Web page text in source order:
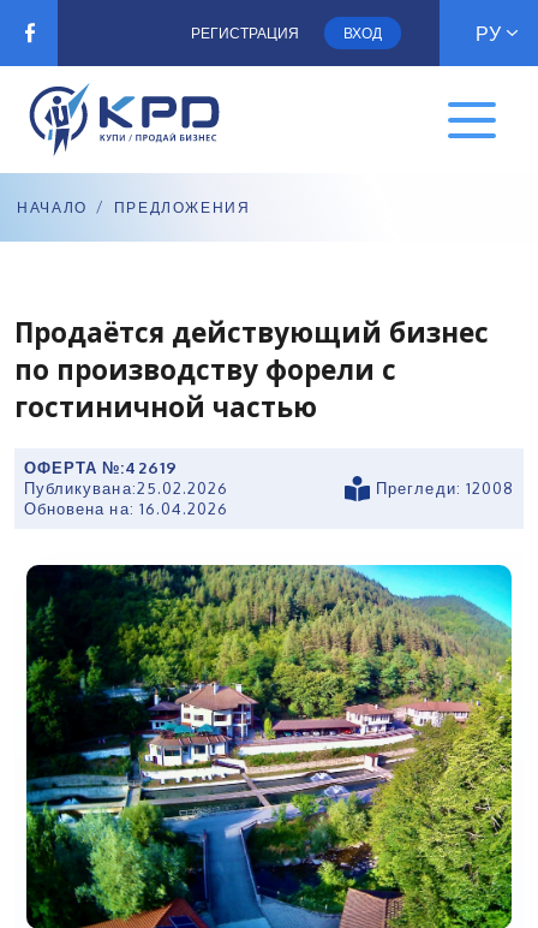
РЕГИСТРАЦИЯ ВХОД РУ
НАЧАЛО / ПРЕДЛОЖЕНИЯ
Продаётся действующий бизнес
по производству форели с
гостиничной частью
ОФЕРТА №:42619
Публикувана:25.02.2026
Обновена на: 16.04.2026
Прегледи: 12008